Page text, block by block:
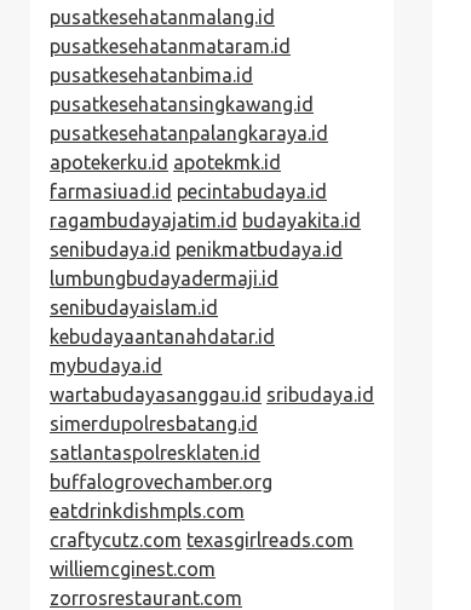
pusatkesehatanmalang.id
pusatkesehatanmataram.id
pusatkesehatanbima.id
pusatkesehatansingkawang.id
pusatkesehatanpalangkaraya.id
apotekerku.id apotekmk.id
farmasiuad.id pecintabudaya.id
ragambudayajatim.id budayakita.id
senibudaya.id penikmatbudaya.id
lumbungbudayadermaji.id
senibudayaislam.id
kebudayaantanahdatar.id
mybudaya.id
wartabudayasanggau.id sribudaya.id
simerdupolresbatang.id
satlantaspolresklaten.id
buffalogrovechamber.org
eatdrinkdishmpls.com
craftycutz.com texasgirlreads.com
williemcginest.com
zorrosrestaurant.com